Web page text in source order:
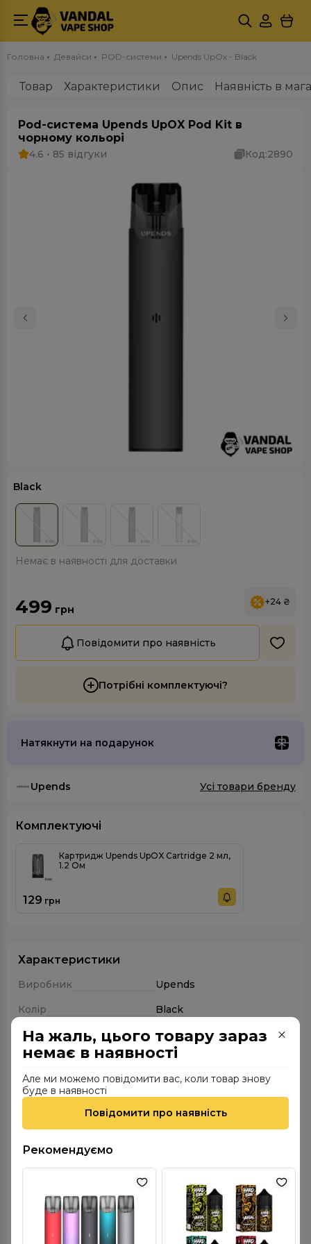
Головна Девайси POD-системи Upends UpOx - Black
На жаль, цього товару зараз
немає в наявності
Але ми можемо повідомити вас, коли товар знову
буде в наявності
Повідомити про наявність
Рекомендуємо
Товар Характеристики Опис Наявність в
Pod-система Upends UpOX Pod Kit в
чорному кольорі
4.6 • 85 відгуки Код:2890
Black
Немає в наявності для доставки
499 грн
+24 ₴
Повідомити про наявність
Потрібні комплектуючі?
Натякнути на подарунок
Upends Усі товари бренду
Комплектуючі
Картридж Upends UpOX Cartridge 2 мл,
1.2 Ом
129 грн
Характеристики
Виробник
Upends
Колір
Black
Країна виробника
Китай
Екран
Немає
Потужність
15 Вт
Порт зарядки
Type-C
Опір картриджа
Ємність акумулятора
400 мАг